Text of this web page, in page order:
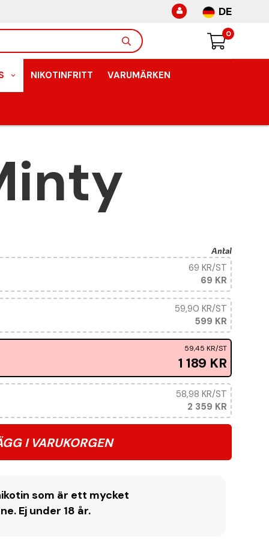
DE
0
NIKOTINFRITT VARUMÄRKEN
Antal
69 KR
69 KR/ST
599 KR
59,90 KR/ST
1 189 KR
59,45 KR/ST
2 359 KR
58,98 KR/ST
I VARUKORGEN
som är ett mycket
Ej under 18 år.